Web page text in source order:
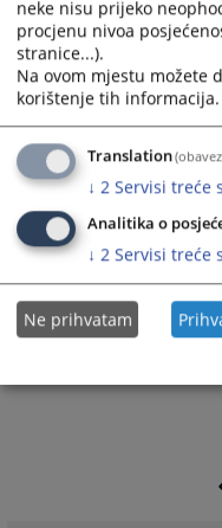
neke nisu prijeko
procjenu nivoa
stranice...).
Na ovom mjestu možete
korištenje tih informacija.
Translation
↓ 2 Servisi treće
Analitika o
↓ 2 Servisi treće
Ne prihvatam